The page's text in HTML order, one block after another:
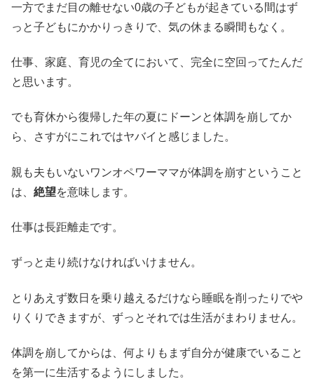
一方でまだ目の離せない0歳の子どもが起きている間はず
っと子どもにかかりっきりで、気の休まる瞬間もなく。
仕事、家庭、育児の全てにおいて、完全に空回ってたんだ
と思います。
でも育休から復帰した年の夏にドーンと体調を崩してか
ら、さすがにこれではヤバイと感じました。
親も夫もいないワンオペワーママが体調を崩すということ
は、 絶望を意味します。
仕事は長距離走です。
ずっと走り続けなければいけません。
とりあえず数日を乗り越えるだけなら睡眠を削ったりでや
りくりできますが、ずっとそれでは生活がまわりません。
体調を崩してからは、何よりもまず自分が健康でいること
を第一に生活するようにしました。